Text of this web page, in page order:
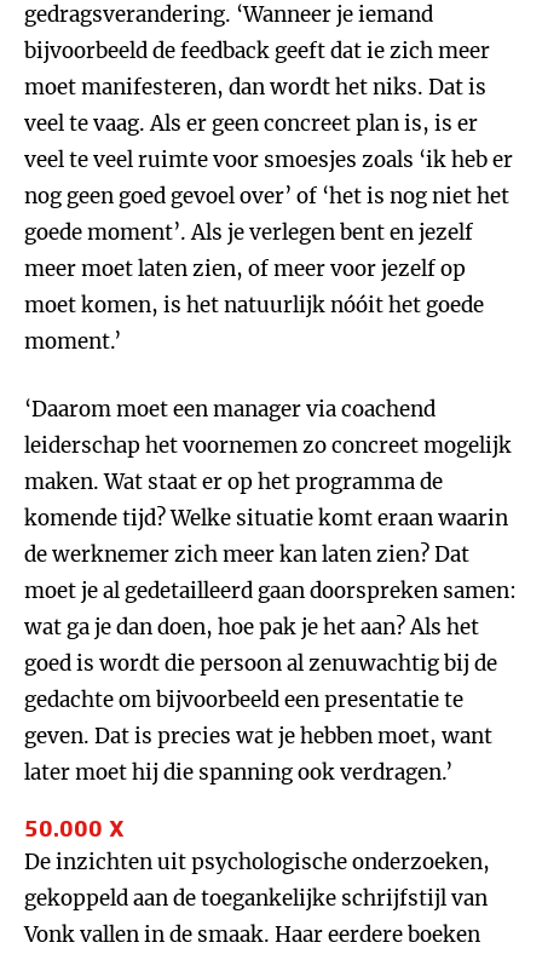
gedragsverandering. ‘Wanneer je iemand
bijvoorbeeld de feedback geeft dat ie zich meer
moet manifesteren, dan wordt het niks. Dat is
veel te vaag. Als er geen concreet plan is, is er
veel te veel ruimte voor smoesjes zoals ‘ik heb er
nog geen goed gevoel over’ of ‘het is nog niet het
goede moment’. Als je verlegen bent en jezelf
meer moet laten zien, of meer voor jezelf op
moet komen, is het natuurlijk nóóit het goede
moment.’
‘Daarom moet een manager via coachend
leiderschap het voornemen zo concreet mogelijk
maken. Wat staat er op het programma de
komende tijd? Welke situatie komt eraan waarin
de werknemer zich meer kan laten zien? Dat
moet je al gedetailleerd gaan doorspreken samen:
wat ga je dan doen, hoe pak je het aan? Als het
goed is wordt die persoon al zenuwachtig bij de
gedachte om bijvoorbeeld een presentatie te
geven. Dat is precies wat je hebben moet, want
later moet hij die spanning ook verdragen.’
50.000 X
De inzichten uit psychologische onderzoeken,
gekoppeld aan de toegankelijke schrijfstijl van
Vonk vallen in de smaak. Haar eerdere boeken